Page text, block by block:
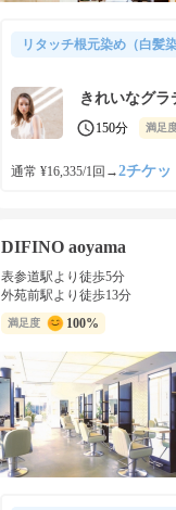
リタッチ根元染め（白髪
きれいなグ
150分 満足
通常 ¥16,335/1回 →2チケッ
DIFINO aoyama
表参道駅より徒歩5分
外苑前駅より徒歩13分
満足度 100%